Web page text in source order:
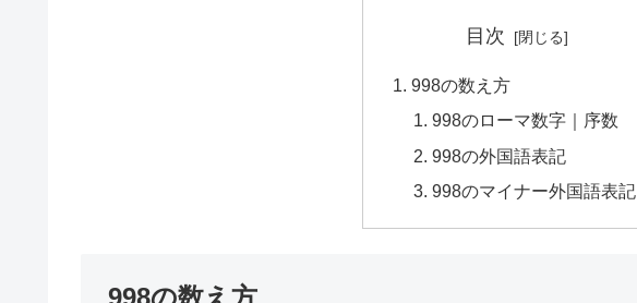
目次
998の数え方
998のローマ数字｜序数
998の外国語表記
998のマイナー外国語表記
998の数え方